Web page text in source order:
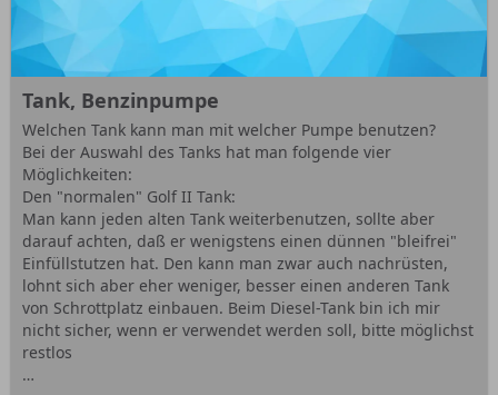
Tank, Benzinpumpe
Welchen Tank kann man mit welcher Pumpe benutzen?
Bei der Auswahl des Tanks hat man folgende vier
Möglichkeiten:
Den "normalen" Golf II Tank:
Man kann jeden alten Tank weiterbenutzen, sollte aber
darauf achten, daß er wenigstens einen dünnen "bleifrei"
Einfüllstutzen hat. Den kann man zwar auch nachrüsten,
lohnt sich aber eher weniger, besser einen anderen Tank
von Schrottplatz einbauen. Beim Diesel-Tank bin ich mir
nicht sicher, wenn er verwendet werden soll, bitte möglichst
restlos
…